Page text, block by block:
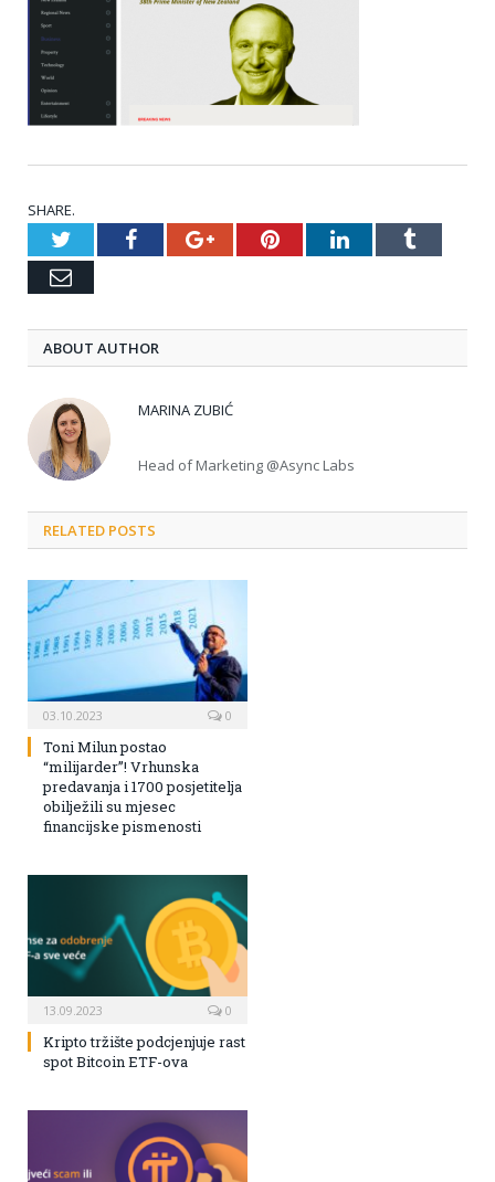
SHARE.
TwitterFacebookGoogle+PinterestLinkedInTumblr
Email
ABOUT AUTHOR
MARINA ZUBIĆ
Head of Marketing @Async Labs
RELATED POSTS
03.10.2023 0
Toni Milun postao
“milijarder”! Vrhunska
predavanja i 1700 posjetitelja
obilježili su mjesec
financijske pismenosti
13.09.2023 0
Kripto tržište podcjenjuje rast
spot Bitcoin ETF-ova